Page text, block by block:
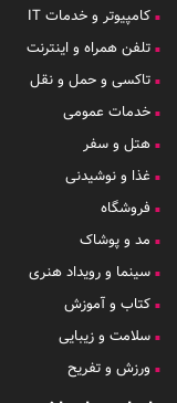
کامپیوتر و خدمات IT
تلفن همراه و اینترنت
تاکسی و حمل و نقل
خدمات عمومی
هتل و سفر
غذا و نوشیدنی
فروشگاه
مد و پوشاک
سینما و رویداد هنری
کتاب و آموزش
سلامت و زیبایی
ورزش و تفریح